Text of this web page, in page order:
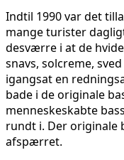
Indtil 1990 var det
mange turister
desværre i at de
snavs, solcreme,
igangsat en
bade i de originale
menneskeskabte
rundt i. Der originale
afspærret.